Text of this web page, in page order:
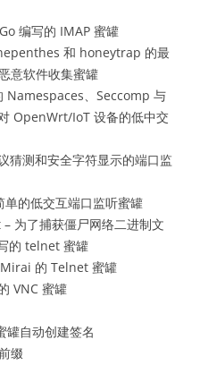
编写的 IMAP 蜜罐
和 honeytrap 的最
意软件收集蜜罐
Namespaces、Seccomp 与
OpenWrt/IoT 设备的低中交
猜测和安全字符显示的端口监
的低交互端口监听蜜罐
为了捕获僵尸网络二进制文
的 telnet 蜜罐
的 Telnet 蜜罐
VNC 蜜罐
罐自动创建签名
缀